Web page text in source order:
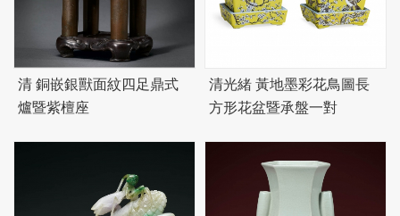
清 銅嵌銀獸面紋四足鼎式
爐暨紫檀座
清光緒 黃地墨彩花鳥圖長
方形花盆暨承盤一對